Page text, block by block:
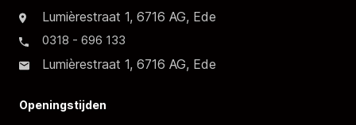
Lumièrestraat 1, 6716 AG, Ede
0318 - 696 133
Lumièrestraat 1, 6716 AG, Ede
Openingstijden